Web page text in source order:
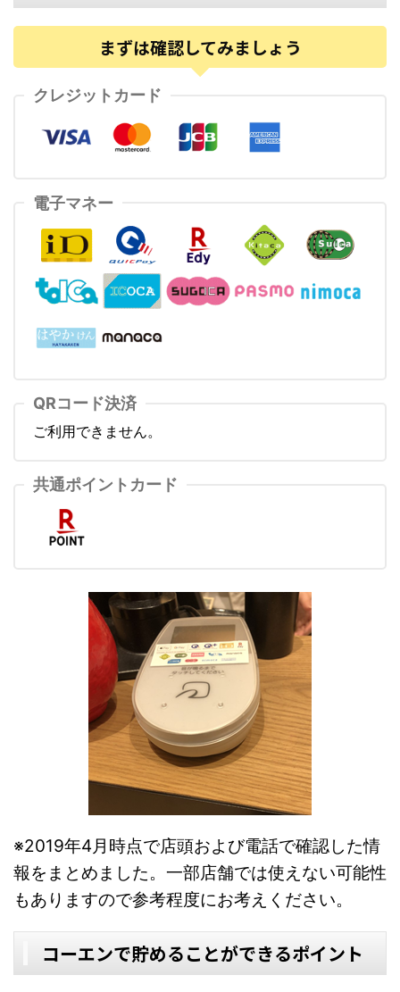
まずは確認してみましょう
クレジットカード
電子マネー
QRコード決済
ご利用できません。
共通ポイントカード
※2019年4月時点で店頭および電話で確認した情
報をまとめました。一部店舗では使えない可能性
もありますので参考程度にお考えください。
コーエンで貯めることができるポイント